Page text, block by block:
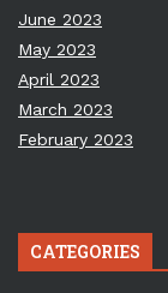
June 2023
May 2023
April 2023
March 2023
February 2023
CATEGORIES